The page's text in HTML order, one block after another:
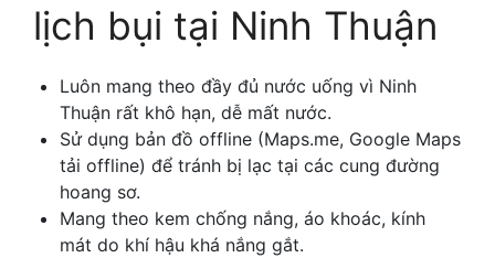
lịch bụi tại Ninh Thuận
Luôn mang theo đầy đủ nước uống vì Ninh
Thuận rất khô hạn, dễ mất nước.
Sử dụng bản đồ offline (Maps.me, Google Maps
tải offline) để tránh bị lạc tại các cung đường
hoang sơ.
Mang theo kem chống nắng, áo khoác, kính
mát do khí hậu khá nắng gắt.